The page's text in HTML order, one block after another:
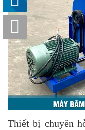
Thiết bị chuyên